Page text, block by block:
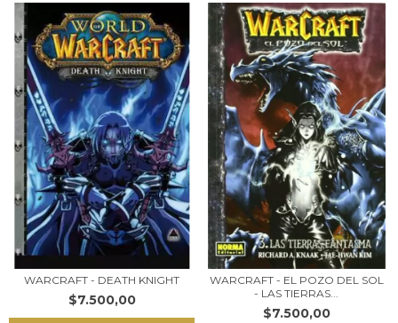
WARCRAFT - DEATH KNIGHT
$7.500,00
WARCRAFT - EL POZO DEL SOL
- LAS TIERRAS...
$7.500,00